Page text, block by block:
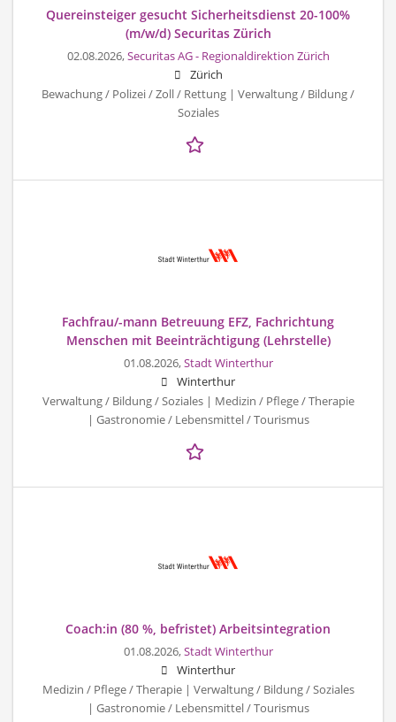
Quereinsteiger gesucht Sicherheitsdienst 20-100%
(m/w/d) Securitas Zürich
02.08.2026,Securitas AG - Regionaldirektion Zürich
Zürich
Bewachung / Polizei / Zoll / Rettung | Verwaltung / Bildung /
Soziales
Fachfrau/-mann Betreuung EFZ, Fachrichtung
Menschen mit Beeinträchtigung (Lehrstelle)
01.08.2026,Stadt Winterthur
Winterthur
Verwaltung / Bildung / Soziales | Medizin / Pflege / Therapie
| Gastronomie / Lebensmittel / Tourismus
Coach:in (80 %, befristet) Arbeitsintegration
01.08.2026,Stadt Winterthur
Winterthur
Medizin / Pflege / Therapie | Verwaltung / Bildung / Soziales
| Gastronomie / Lebensmittel / Tourismus